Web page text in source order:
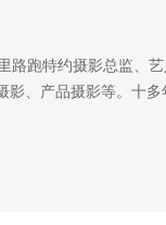
跑特约摄影总监、
、产品摄影等。十